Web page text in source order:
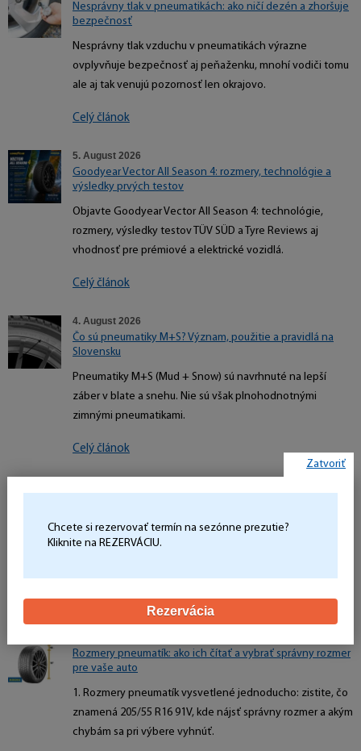
Nesprávny tlak v pneumatikách: ako ničí dezén a zhoršuje
bezpečnosť
Nesprávny tlak vzduchu v pneumatikách výrazne
ovplyvňuje bezpečnosť aj peňaženku, mnohí vodiči tomu
ale aj tak venujú pozornosť len okrajovo.
Celý článok
5. August 2026
Goodyear Vector All Season 4: rozmery, technológie a
výsledky prvých testov
Objavte Goodyear Vector All Season 4: technológie,
rozmery, výsledky testov TÜV SÜD a Tyre Reviews aj
vhodnosť pre prémiové a elektrické vozidlá.
Celý článok
4. August 2026
Čo sú pneumatiky M+S? Význam, použitie a pravidlá na
Slovensku
Pneumatiky M+S (Mud + Snow) sú navrhnuté na lepší
záber v blate a snehu. Nie sú však plnohodnotnými
zimnými pneumatikami.
Celý článok
Zistite, ako správne skladovať pneumatiky na diskoch, akú
polohu zvoliť, kde ich uložiť a čo skontrolovať pred ďalšou
Celý článok
Rozmery pneumatík: ako ich čítať a vybrať správny rozmer
pre vaše auto
1. Rozmery pneumatík vysvetlené jednoducho: zistite, čo
znamená 205/55 R16 91V, kde nájsť správny rozmer a akým
chybám sa pri výbere vyhnúť.
Zatvoriť
Chcete si rezervovať termín na sezónne prezutie?
Kliknite na REZERVÁCIU.
Rezervácia